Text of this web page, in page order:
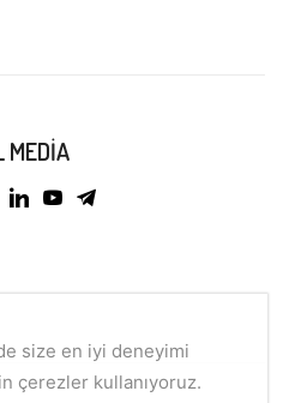
MEDIA
size en iyi deneyimi
çerezler kullanıyoruz.